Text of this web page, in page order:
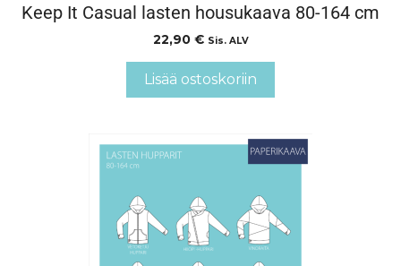
Keep It Casual lasten housukaava 80-164 cm
22,90 € Sis. ALV
Lisää ostoskoriin